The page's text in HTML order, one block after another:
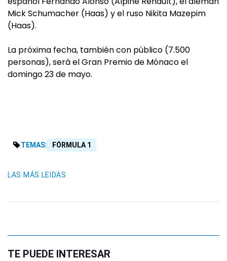
Mick Schumacher (Haas) y el ruso Nikita Mazepim
(Haas).
La próxima fecha, también con público (7.500
personas), será el Gran Premio de Mónaco el
domingo 23 de mayo.
TEMAS: FÓRMULA 1
LAS MÁS LEIDAS
TE PUEDE INTERESAR